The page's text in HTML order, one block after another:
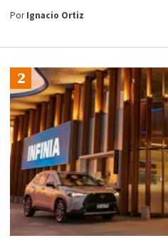
PorIgnacio Ortiz